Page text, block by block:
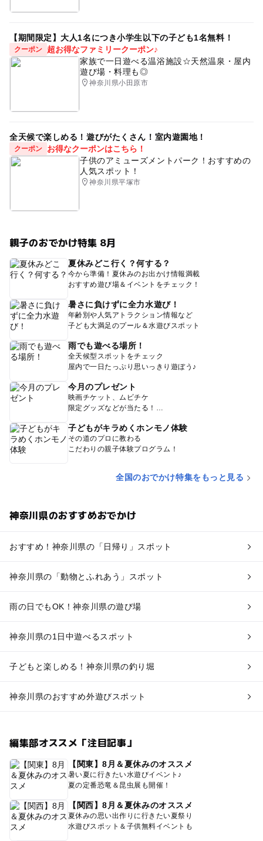
【期間限定】大人1名につき小学生以下の子ども1名無料！
クーポン
超お得なファミリークーポン♪
家族で一日遊べる温浴施設☆天然温泉・屋内
遊び場・料理も◎
神奈川県小田原市
全天候で楽しめる！遊びがたくさん！室内遊園地！
クーポン
お得なクーポンはこちら！
子供のアミューズメントパーク！おすすめの
人気スポット！
神奈川県平塚市
親子のおでかけ特集 8月
夏休みどこ行く？何する？
今から準備！夏休みのお出かけ情報満載
おすすめ遊び場＆イベントをチェック！
暑さに負けずに全力水遊び！
年齢別や人気アトラクション情報など
子ども大満足のプール＆水遊びスポット
雨でも遊べる場所！
全天候型スポットをチェック
屋内で一日たっぷり思いっきり遊ぼう♪
今月のプレゼント
映画チケット、ムビチケ
限定グッズなどが当たる！
子どもがキラめくホンモノ体験
その道のプロに教わる
こだわりの親子体験プログラム！
全国のおでかけ特集をもっと見る
神奈川県のおすすめおでかけ
おすすめ！神奈川県の「日帰り」スポット
神奈川県の「動物とふれあう」スポット
雨の日でもOK！神奈川県の遊び場
神奈川県の1日中遊べるスポット
子どもと楽しめる！神奈川県の釣り堀
神奈川県のおすすめ外遊びスポット
編集部オススメ「注目記事」
【関東】8月＆夏休みのオススメ
暑い夏に行きたい水遊びイベント♪
夏の定番恐竜＆昆虫展も開催！
【関西】8月＆夏休みのオススメ
夏休みの思い出作りに行きたい夏祭り
水遊びスポット＆子供無料イベントも